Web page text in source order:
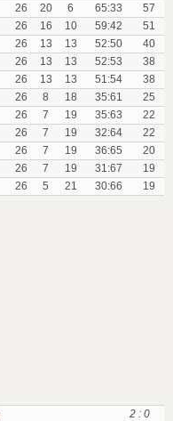
26 20 6 65:33
57
26 16 10 59:42
51
26 13 13 52:50
40
26 13 13 52:53
38
26 13 13 51:54
38
26 8 18 35:61
25
26 7 19 35:63
22
26 7 19 32:64
22
26 7 19 36:65
20
26 7 19 31:67
19
26 5 21 30:66 19
2 : 0